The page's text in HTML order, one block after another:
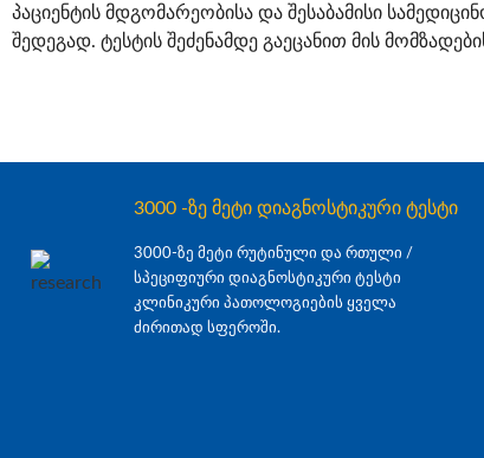
პაციენტის მდგომარეობისა და შესაბამისი
შედეგად. ტესტის შეძენამდე გაეცანით მის
3000 -ზე მეტი დიაგნოსტიკური ტესტი
3000-ზე მეტი რუტინული და რთული /
სპეციფიური დიაგნოსტიკური ტესტი
კლინიკური პათოლოგიების ყველა
ძირითად სფეროში.